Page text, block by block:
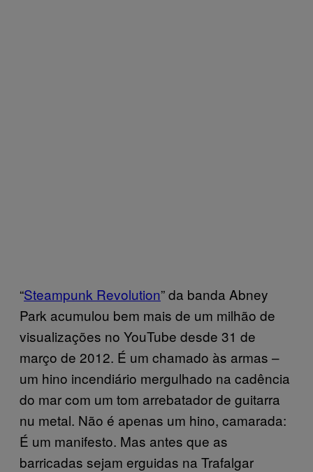
“Steampunk Revolution” da banda Abney
Park acumulou bem mais de um milhão de
visualizações no YouTube desde 31 de
março de 2012. É um chamado às armas –
um hino incendiário mergulhado na cadência
do mar com um tom arrebatador de guitarra
nu metal. Não é apenas um hino, camarada:
É um manifesto. Mas antes que as
barricadas sejam erguidas na Trafalgar